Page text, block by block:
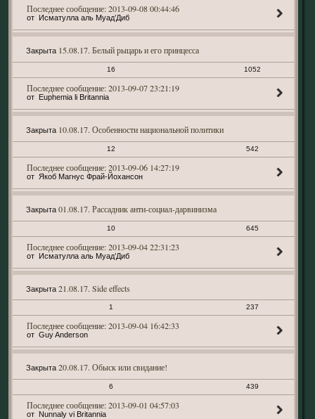
2013-09-08 00:44:46
Исматулла аль Муад’Диб
Закрыта 15.08.17. Белый рыцарь и его принцесса
16 1052
2013-09-07 23:21:19
Euphemia li Britannia
Закрыта 10.08.17. Особенности национальной политики
12 542
2013-09-06 14:27:19
Якоб Магнус Фрай-Йохансон
Закрыта 01.08.17. Рассадник анти-социал-дарвинизма
10 645
2013-09-04 22:31:23
Исматулла аль Муад’Диб
Закрыта 21.08.17. Side effects
1 237
2013-09-04 16:42:33
Guy Anderson
Закрыта 20.08.17. Обыск или свидание!
6 439
2013-09-01 04:57:03
Nunnaly vi Britannia